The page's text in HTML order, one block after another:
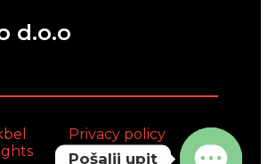
d.o.o
Privacy policy
Pošalji upit